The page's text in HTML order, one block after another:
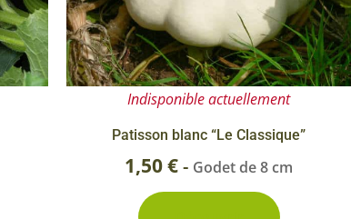
Indisponible actuellement
Patisson blanc “Le Classique”
1,50€- Godet de 8 cm